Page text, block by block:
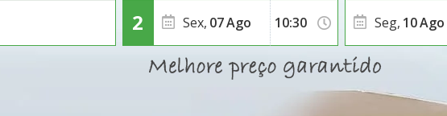
Polski
العربية
Sex, 07Ago Seg, 10Ago